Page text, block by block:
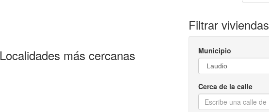
Localidades más cercanas
Filtrar viviendas
Municipio
Cerca de la calle